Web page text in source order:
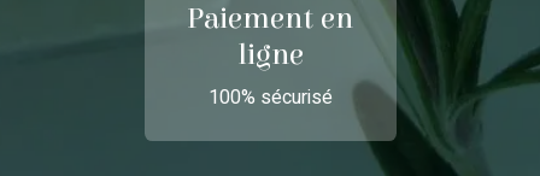
Paiement en
ligne
100% sécurisé